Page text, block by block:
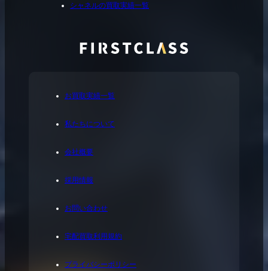
お買取実績一覧
私たちについて
会社概要
採用情報
お問い合わせ
宅配買取利用規約
プライバシーポリシー
シャネルの買取実績一覧